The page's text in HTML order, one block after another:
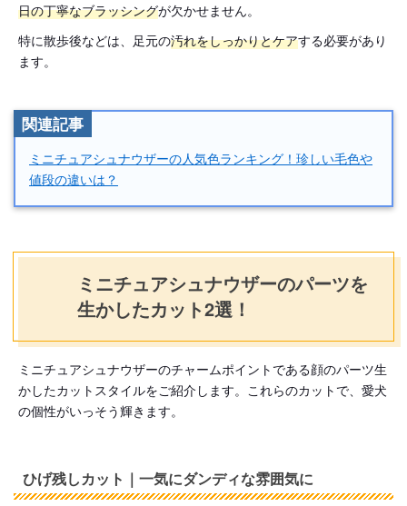
日の丁寧なブラッシングが欠かせません。
特に散歩後などは、足元の汚れをしっかりとケアする必要があり
ます。
関連記事
ミニチュアシュナウザーの人気色ランキング！珍しい毛色や
値段の違いは？
ミニチュアシュナウザーのパーツを
生かしたカット2選！
ミニチュアシュナウザーのチャームポイントである顔のパーツ生
かしたカットスタイルをご紹介します。これらのカットで、愛犬
の個性がいっそう輝きます。
ひげ残しカット｜一気にダンディな雰囲気に